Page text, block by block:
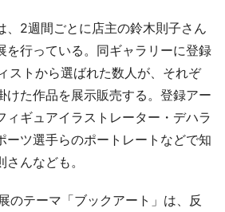
2週間ごとに店主の鈴木則子さん
を行っている。同ギャラリーに登録
ストから選ばれた数人が、それぞ
けた作品を展示販売する。登録アー
ィギュアイラストレーター・デハラ
ーツ選手らのポートレートなどで知
んなども。
のテーマ「ブックアート」は、反